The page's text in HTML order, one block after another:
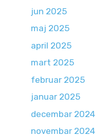
jun 2025
maj 2025
april 2025
mart 2025
februar 2025
januar 2025
decembar 2024
novembar 2024